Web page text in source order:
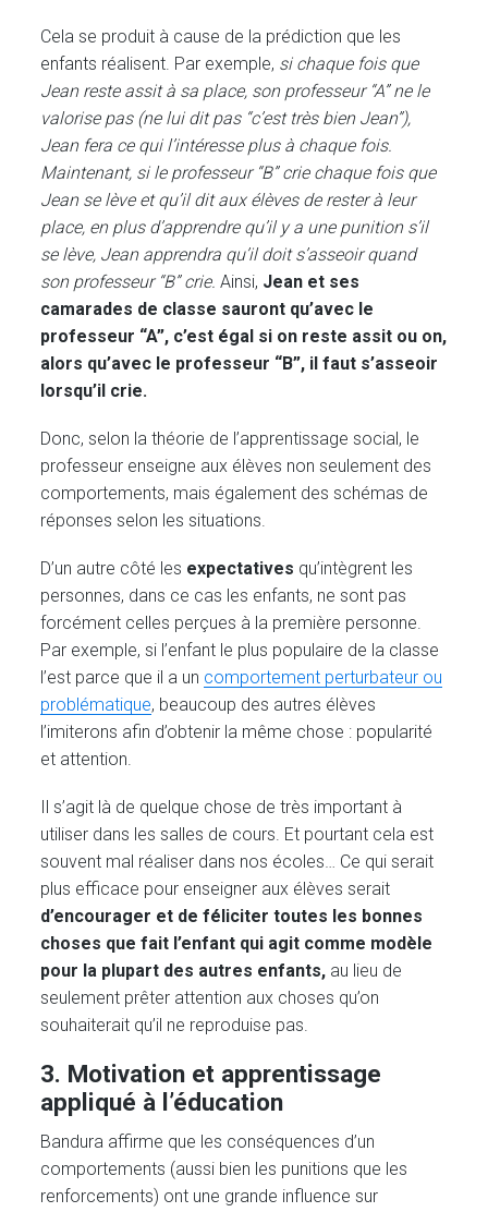
Cela se produit à cause de la prédiction que les
enfants réalisent. Par exemple, si chaque fois que
Jean reste assit à sa place, son professeur “A” ne le
valorise pas (ne lui dit pas “c’est très bien Jean”),
Jean fera ce qui l’intéresse plus à chaque fois.
Maintenant, si le professeur “B” crie chaque fois que
Jean se lève et qu’il dit aux élèves de rester à leur
place, en plus d’apprendre qu’il y a une punition s’il
se lève, Jean apprendra qu’il doit s’asseoir quand
son professeur “B” crie.Ainsi, Jean et ses
camarades de classe sauront qu’avec le
professeur “A”, c’est égal si on reste assit ou on,
alors qu’avec le professeur “B”, il faut s’asseoir
lorsqu’il crie.
Donc, selon la théorie de l’apprentissage social, le
professeur enseigne aux élèves non seulement des
comportements, mais également des schémas de
réponses selon les situations.
D’un autre côté les expectatives qu’intègrent les
personnes, dans ce cas les enfants, ne sont pas
forcément celles perçues à la première personne.
Par exemple, si l’enfant le plus populaire de la classe
l’est parce que il a un comportement perturbateur ou
problématique, beaucoup des autres élèves
l’imiterons afin d’obtenir la même chose : popularité
et attention.
Il s’agit là de quelque chose de très important à
utiliser dans les salles de cours. Et pourtant cela est
souvent mal réaliser dans nos écoles… Ce qui serait
plus efficace pour enseigner aux élèves serait
d’encourager et de féliciter toutes les bonnes
choses que fait l’enfant qui agit comme modèle
pour la plupart des autres enfants, au lieu de
seulement prêter attention aux choses qu’on
souhaiterait qu’il ne reproduise pas.
3. Motivation et apprentissage
appliqué à l’éducation
Bandura affirme que les conséquences d’un
comportements (aussi bien les punitions que les
renforcements) ont une grande influence sur